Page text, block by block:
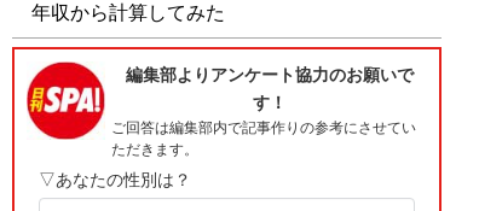
年収から計算してみた